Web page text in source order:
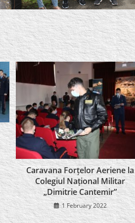
Caravana Forțelor Aeriene la
Colegiul Național Militar
„Dimitrie Cantemir”
1 February 2022